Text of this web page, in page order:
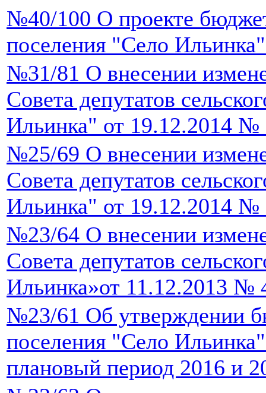
№40/100 О проекте
поселения "Село
№31/81 О внесении
Совета депутатов
Ильинка" от 19.12.2014 №
№25/69 О внесении
Совета депутатов
Ильинка" от 19.12.2014 №
№23/64 О внесении
Совета депутатов
Ильинка»от 11.12.2013 №
№23/61 Об утверждении
поселения "Село
плановый период 2016 и